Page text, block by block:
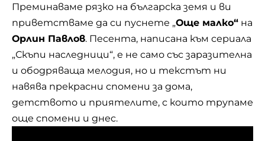
Преминаваме рязко на българска земя и ви
приветстваме да си пуснете „Още малко“ на
Орлин Павлов. Песента, написана към сериала
„Скъпи наследници“, е не само със заразителна
и ободряваща мелодия, но и текстът ни
навява прекрасни спомени за дома,
детството и приятелите, с които трупаме
още спомени и днес.